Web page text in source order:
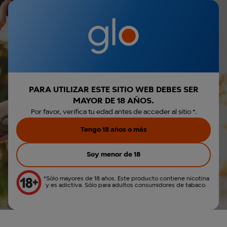
Parece que no has
Crear cuenta
Envio gratis por la compra de Hyper Pro
Cómo deshacerte de los stick
glo™ usados
30 Julio 2024
Categoría: FAQs
PARA UTILIZAR ESTE SITIO WEB DEBES SER
MAYOR DE 18 AÑOS.
Por favor, verifica tu edad antes de acceder al sitio *.
Soy menor de 18
Tengo 18 años o más
*Sólo mayores de 18 años. Este producto contiene nicotina
y es adictiva. Sólo para adultos consumidores de tabaco.